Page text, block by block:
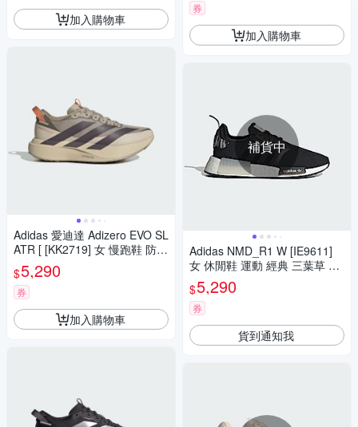
加入購物車
Adidas 愛迪達 Adizero EVO SL
ATR [ [KK2719] 女 慢跑鞋 防潑
水 路跑 卡其 灰
$5,290
券
加入購物車
券
加入購物車
補貨中
Adidas NMD_R1 W [IE9611]
女 休閒鞋 運動 經典 三葉草 彈
性網布 包覆 避震 舒適 穿搭 黑
白
$5,290
券
貨到通知我